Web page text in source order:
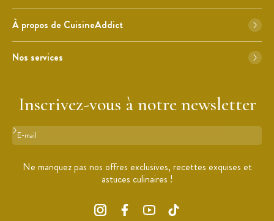
À propos de CuisineAddict
Nos services
Inscrivez-vous à notre newsletter
Format : adresse@email.com
Ne manquez pas nos offres exclusives, recettes exquises et
astuces culinaires !